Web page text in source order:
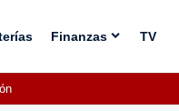
Finanzas TV